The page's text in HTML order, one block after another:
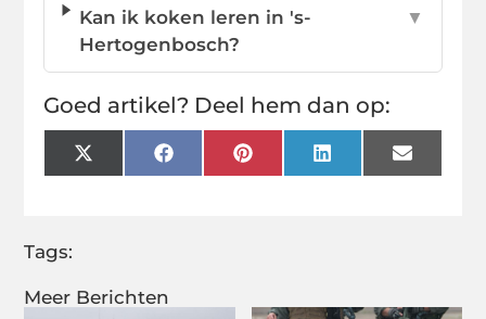
Meer Berichten
Kan ik koken leren in 's-
Hertogenbosch?
▼
Goed artikel? Deel hem dan op:
X
(Twitter)
FacebookPinterestLinkedInEmail
Tags: